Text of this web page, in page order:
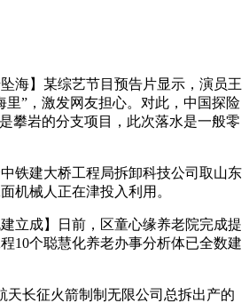
】某综艺节目预告片显示，演员王
里”，激发网友担心。对此，中国探险
攀岩的分支项目，此次落水是一般零
建大桥工程局拆卸科技公司取山东
机械人正在津投入利用。
成】日前，区童心缘养老院完成提
10个聪慧化养老办事分析体已全数建
长征火箭制制无限公司总拆出产的